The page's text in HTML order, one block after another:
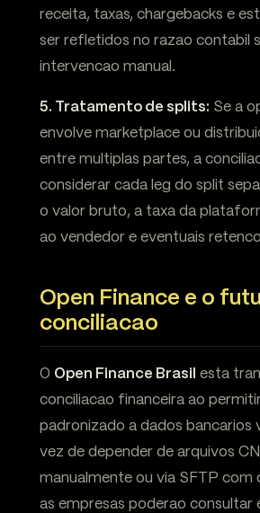
receita, taxas, chargebacks e
ser refletidos no razao contabil
intervencao manual.
5. Tratamento de splits: Se a
envolve marketplace ou
entre multiplas partes, a
considerar cada leg do split
o valor bruto, a taxa da
ao vendedor e eventuais
Open Finance e o
conciliacao
O Open Finance Brasil esta
conciliacao financeira ao
padronizado a dados bancarios
vez de depender de arquivos
manualmente ou via SFTP com
as empresas poderao consultar